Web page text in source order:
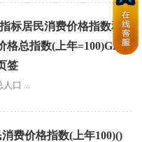
标居民消费价格指数和
格总指数(上年=100)GDP
签
口 ...
费价格指数(上年100)()